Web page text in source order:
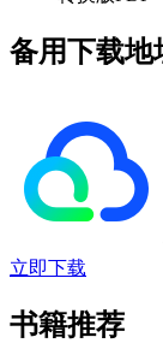
备用下载地
立即下载
书籍推荐